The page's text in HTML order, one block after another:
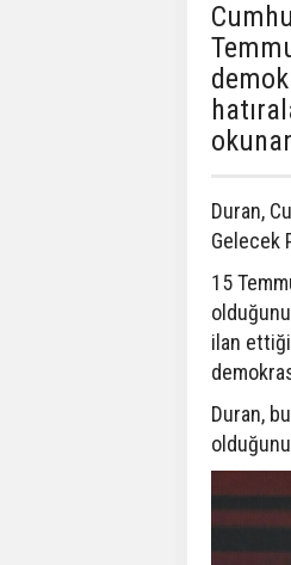
Duran,
Gelecek
15
ilan
Duran,